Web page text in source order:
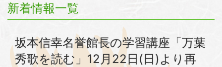
新着情報一覧
坂本信幸名誉館長の学習講座「万葉
秀歌を読む」12月22日(日)より再